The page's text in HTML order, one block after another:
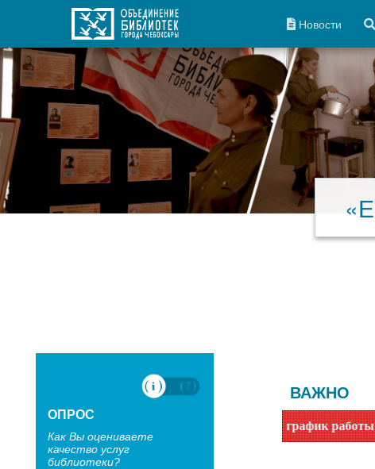
Новости
ОПРОС
Как Вы оцениваете
качество услуг
библиотеки?
ВАЖНО
с 1 июня переходят на летний график работы.